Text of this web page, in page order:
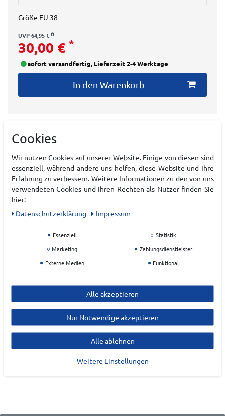
Größe EU 38
UVP 64,95 €
30,00 € *
sofort versandfertig, Lieferzeit 2-4 Werktage
In den Warenkorb
Art.-ID:22205698
EAN: 4065449429108
Materialzusammensetzung: Textil, Synthetik
Hersteller
PUMA
EU Verantwortlicher
Puma SE
Puma Way1
91074Herzogenaurach
service@puma.com
Cookies
Wir nutzen Cookies auf unserer Website. Einige von diesen sind
essenziell, während andere uns helfen, diese Website und Ihre
Erfahrung zu verbessern. Weitere Informationen zu den von uns
verwendeten Cookies und Ihren Rechten als Nutzer finden Sie
hier:
Daten­schutz­erklärung
Impressum
Essenziell
Statistik
Marketing
Zahlungsdienstleister
Externe Medien
Funktional
Alle akzeptieren
Nur Notwendige akzeptieren
Alle ablehnen
Weitere Einstellungen